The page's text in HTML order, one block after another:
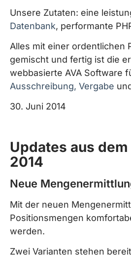
Unsere Zutaten: eine
Datenbank, performante
Alles mit einer ordentlichen
gemischt und fertig ist die
webbasierte AVA Software
Ausschreibung, Vergabe
30. Juni 2014
Updates aus
2014
Neue
Mit der neuen
Positionsmengen
werden.
Zwei Varianten stehen